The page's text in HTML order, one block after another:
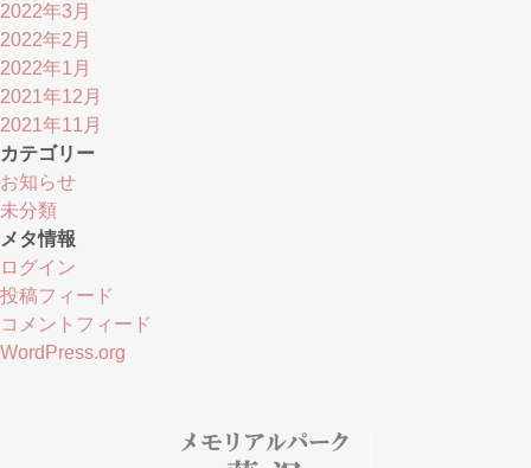
2022年3月
2022年2月
2022年1月
2021年12月
2021年11月
カテゴリー
お知らせ
未分類
メタ情報
ログイン
投稿フィード
コメントフィード
WordPress.org